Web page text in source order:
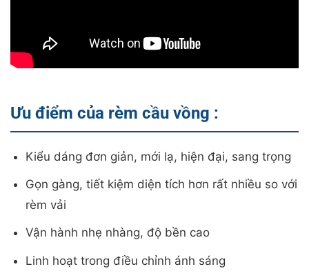
Ưu điểm của rèm cầu vồng :
Kiểu dáng đơn giản, mới lạ, hiện đại, sang trọng
Gọn gàng, tiết kiệm diện tích hơn rất nhiều so với
rèm vải
Vận hành nhẹ nhàng, độ bền cao
Linh hoạt trong điều chỉnh ánh sáng